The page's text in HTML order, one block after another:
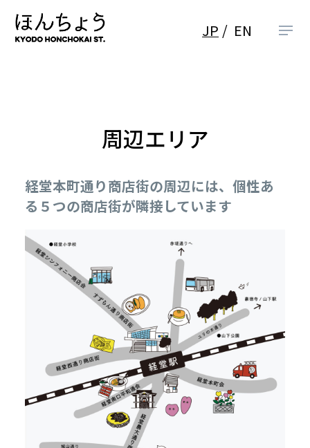
JP EN
周辺エリア
経堂本町通り商店街の周辺には、個性あ
る５つの商店街が隣接しています